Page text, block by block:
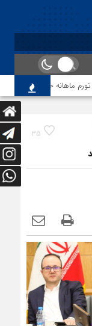
ماهانه خراسان رضوی
35